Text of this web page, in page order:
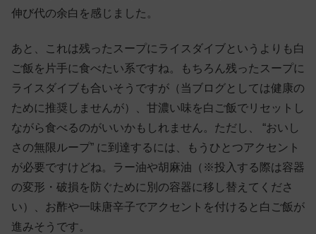
伸び代の余白を感じました。
あと、これは残ったスープにライスダイブというよりも白
ご飯を片手に食べたい系ですね。もちろん残ったスープに
ライスダイブも合いそうですが（当ブログとしては健康の
ために推奨しませんが）、甘濃い味を白ご飯でリセットし
ながら食べるのがいいかもしれません。ただし、 “おいし
さの無限ループ” に到達するには、もうひとつアクセント
が必要ですけどね。ラー油や胡麻油（※投入する際は容器
の変形・破損を防ぐために別の容器に移し替えてくださ
い）、お酢や一味唐辛子でアクセントを付けると白ご飯が
進みそうです。